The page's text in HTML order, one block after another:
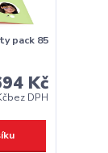
pack 85
Kč
bez DPH